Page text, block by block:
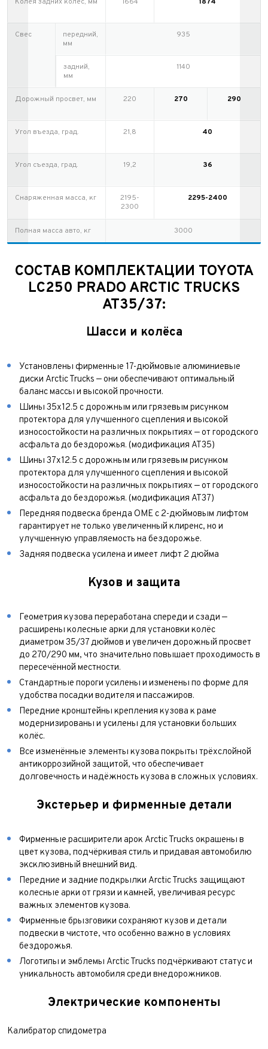
Колея задних колес, мм 1664 1874
Свес
передний,
мм
935
задний,
мм
1140
Дорожный просвет, мм 220 270 290
Угол въезда, град. 21,8 40
Угол съезда, град. 19,2 36
Снаряженная масса, кг
2195-
2300
2295-2400
Полная масса авто, кг 3000
СОСТАВ КОМПЛЕКТАЦИИ TOYOTA
LС250 PRADO ARCTIC TRUCKS
AT35/37:
Шасси и колёса
Установлены фирменные 17-дюймовые алюминиевые
диски Arctic Trucks — они обеспечивают оптимальный
баланс массы и высокой прочности.
Шины 35x12.5 с дорожным или грязевым рисунком
протектора для улучшенного сцепления и высокой
износостойкости на различных покрытиях — от городского
асфальта до бездорожья. (модификация АТ35)
Шины 37x12.5 с дорожным или грязевым рисунком
протектора для улучшенного сцепления и высокой
износостойкости на различных покрытиях — от городского
асфальта до бездорожья. (модификация АТ37)
Передняя подвеска бренда OME с 2-дюймовым лифтом
гарантирует не только увеличенный клиренс, но и
улучшенную управляемость на бездорожье.
Задняя подвеска усилена и имеет лифт 2 дюйма
Кузов и защита
Геометрия кузова переработана спереди и сзади —
расширены колесные арки для установки колёс
диаметром 35/37 дюймов и увеличен дорожный просвет
до 270/290 мм, что значительно повышает проходимость в
пересечённой местности.
Стандартные пороги усилены и изменены по форме для
удобства посадки водителя и пассажиров.
Передние кронштейны крепления кузова к раме
модернизированы и усилены для установки больших
колёс.
Все изменённые элементы кузова покрыты трёхслойной
антикоррозийной защитой, что обеспечивает
долговечность и надёжность кузова в сложных условиях.
Экстерьер и фирменные детали
Фирменные расширители арок Arctic Trucks окрашены в
цвет кузова, подчёркивая стиль и придавая автомобилю
эксклюзивный внешний вид.
Передние и задние подкрылки Arctic Trucks защищают
колесные арки от грязи и камней, увеличивая ресурс
важных элементов кузова.
Фирменные брызговики сохраняют кузов и детали
подвески в чистоте, что особенно важно в условиях
бездорожья.
Логотипы и эмблемы Arctic Trucks подчёркивают статус и
уникальность автомобиля среди внедорожников.
Электрические компоненты
Калибратор спидометра
Обратная связь
Ваш город
время, если будем знать Ваш часовой пояс.
Принимаю условиясоглашенияоб обработке
персональных данных
Отправить
Марка и Модель*
Год выпуска*
Принимаю условия соглашенияоб обработке
персональных данных
Отправить
Год выпуска
Пробег
Количество владельцев